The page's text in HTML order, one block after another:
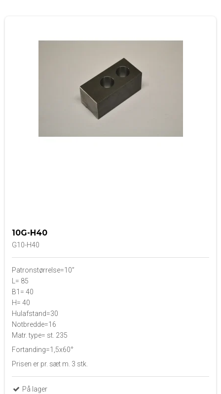
10G-H40
G10-H40
Patronstørrelse=10”
L= 85
B1= 40
H= 40
Hulafstand=30
Notbredde=16
Matr. type= st. 235
Fortanding=1,5x60°
Prisen er pr. sæt m. 3 stk.
På lager